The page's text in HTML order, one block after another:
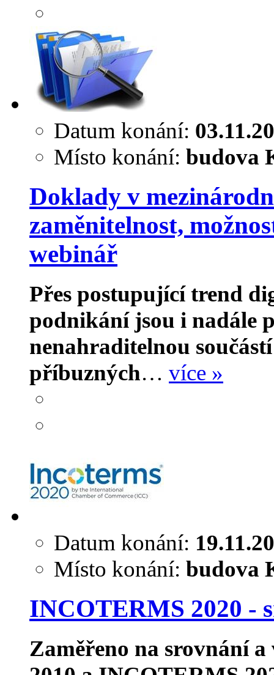
Datum konání:
Místo konání: budova
Doklady v
zaměnitelnost,
webinář
Přes postupující trend
podnikání jsou i nadále
nenahraditelnou
příbuzných… více »
Datum konání:
Místo konání: budova
INCOTERMS 2020 -
Zaměřeno na srovnání